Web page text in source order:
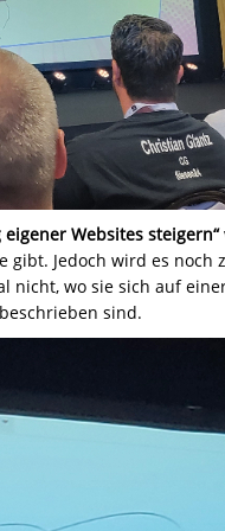
Websites steigern“
gibt. Jedoch wird es noch
nicht, wo sie sich auf
sind.